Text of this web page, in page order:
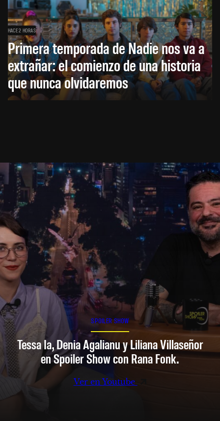
HACE 2 HORAS
Primera temporada de Nadie nos va a
extrañar: el comienzo de una historia
que nunca olvidaremos
SPOILER SHOW
Tessa Ia, Denia Agalianu y Liliana Villaseñor
en Spoiler Show con Rana Fonk.
Ver en Youtube